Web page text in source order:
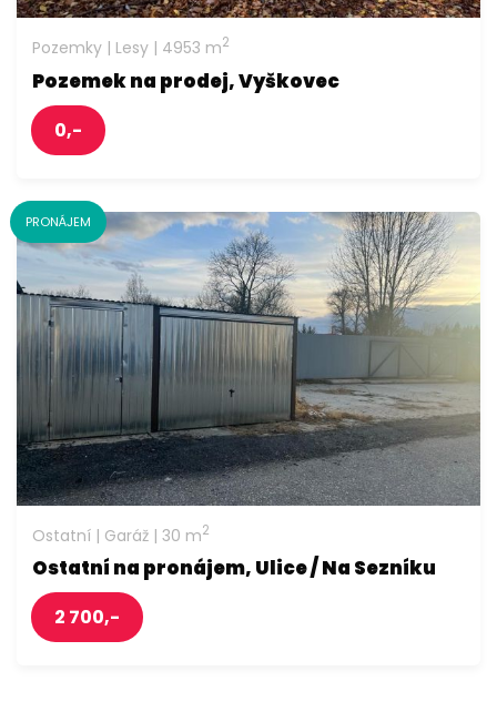
Pozemky | Lesy | 4953 m2
Pozemek na prodej, Vyškovec
0,-
PRONÁJEM
Ostatní | Garáž | 30 m2
Ostatní na pronájem, Ulice / Na Sezníku
2 700,-